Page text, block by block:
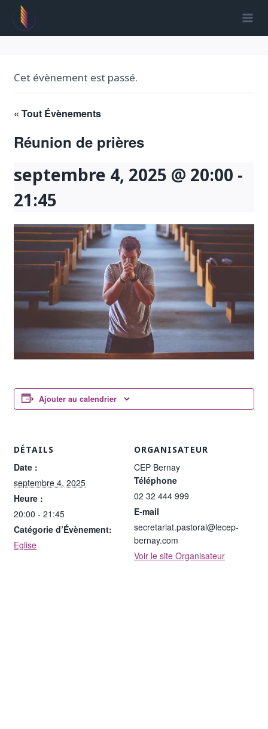
Aller
contenu
Cet évènement est passé.
« Tout Évènements
Réunion de prières
septembre 4, 2025 @ 20:00 -
21:45
Ajouter au calendrier
DÉTAILS
Date :
septembre 4, 2025
Heure :
20:00 - 21:45
Catégorie d’Évènement:
Eglise
ORGANISATEUR
CEP Bernay
Téléphone
02 32 444 999
E-mail
secretariat.pastoral@lecep-
bernay.com
Voir le site Organisateur